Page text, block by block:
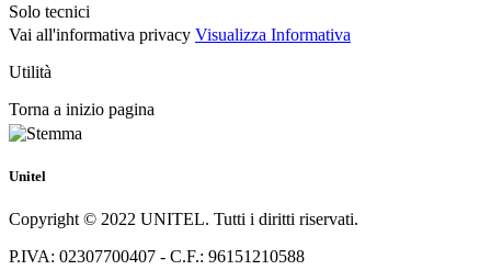
Solo tecnici
Vai all'informativa privacy Visualizza Informativa
Utilità
Torna a inizio pagina
Unitel
Copyright © 2022 UNITEL. Tutti i diritti riservati.
P.IVA: 02307700407 - C.F.: 96151210588